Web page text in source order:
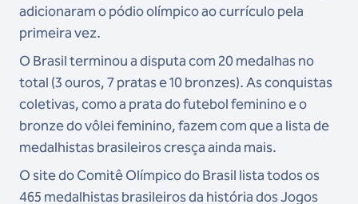
adicionaram o pódio olímpico ao currículo pela
primeira vez.
O Brasil terminou a disputa com 20 medalhas no
total (3 ouros, 7 pratas e 10 bronzes). As conquistas
coletivas, como a prata do futebol feminino e o
bronze do vôlei feminino, fazem com que a lista de
medalhistas brasileiros cresça ainda mais.
O site do Comitê Olímpico do Brasil lista todos os
465 medalhistas brasileiros da história dos Jogos